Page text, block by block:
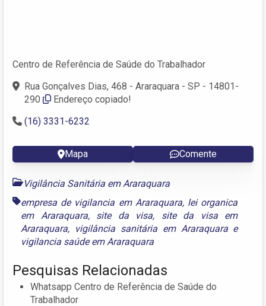
Centro de Referência de Saúde do Trabalhador
Rua Gonçalves Dias, 468 - Araraquara - SP - 14801-
290
Endereço copiado!
(16) 3331-6232
Mapa Comente
Vigilância Sanitária em Araraquara
empresa de vigilancia em Araraquara, lei organica
em Araraquara, site da visa, site da visa em
Araraquara, vigilância sanitária em Araraquarae
vigilancia saúde em Araraquara
Pesquisas Relacionadas
Whatsapp Centro de Referência de Saúde do
Trabalhador